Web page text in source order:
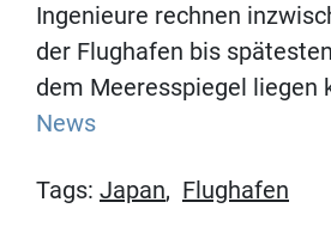
Ingenieure rechnen
der Flughafen bis
dem Meeresspiegel liegen
News
Tags: Japan, Flughafen